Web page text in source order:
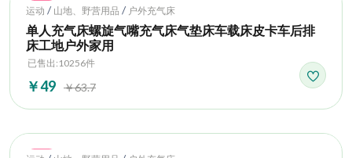
Hot
运动 / 山地、野营用品 / 户外充气床
单人充气床螺旋气嘴充气床气垫床车载床皮卡车后排
床工地户外家用
已售出:10256件
￥49 ￥63.7